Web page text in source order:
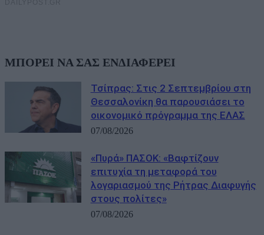
ΜΠΟΡΕΙ ΝΑ ΣΑΣ ΕΝΔΙΑΦΕΡΕΙ
Τσίπρας: Στις 2 Σεπτεμβρίου στη
Θεσσαλονίκη θα παρουσιάσει το
οικονομικό πρόγραμμα της ΕΛΑΣ
07/08/2026
«Πυρά» ΠΑΣΟΚ: «Βαφτίζουν
επιτυχία τη μεταφορά του
λογαριασμού της Ρήτρας Διαφυγής
στους πολίτες»
07/08/2026